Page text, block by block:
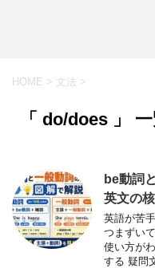
HOME > 文法 >
「 do/does 」
be動詞
英文の
英語が苦
つまずい
使い方が
する 疑問